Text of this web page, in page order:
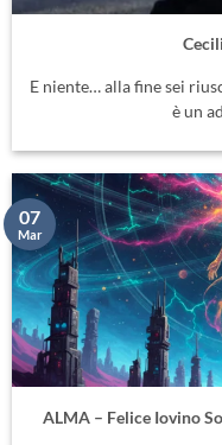
E niente… alla fine sei
è un
ALMA – Felice Iovino
07
Mar